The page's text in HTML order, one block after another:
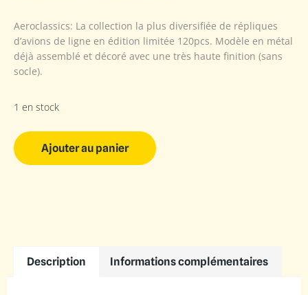
Aeroclassics: La collection la plus diversifiée de répliques
d’avions de ligne en édition limitée 120pcs. Modèle en métal
déjà assemblé et décoré avec une très haute finition (sans
socle).
1 en stock
Ajouter au panier
Description Informations complémentaires